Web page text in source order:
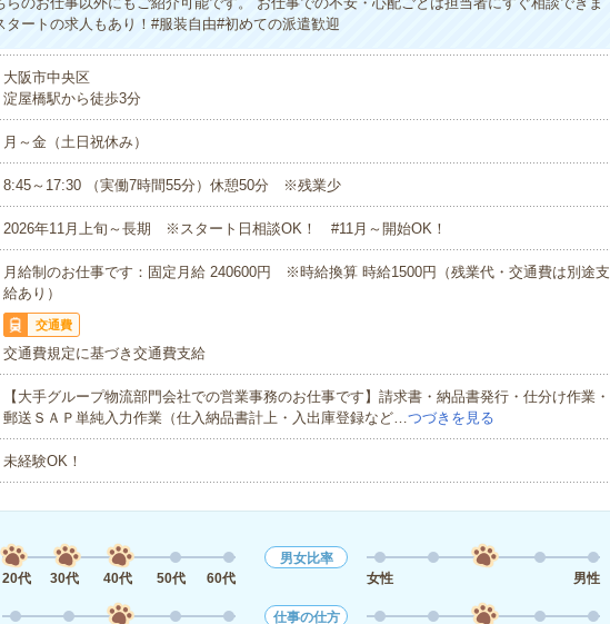
タートの求人もあり！#服装自由#初めての派遣歓迎
大阪市中央区
淀屋橋駅から徒歩3分
月～金（土日祝休み）
8:45～17:30 （実働7時間55分）休憩50分 ※残業少
2026年11月上旬～長期 ※スタート日相談OK！ #11月～開始OK！
月給制のお仕事です：固定月給 240600円 ※時給換算 時給1500円（残業代・交通費は別途支
給あり）
交通費
交通費規定に基づき交通費支給
【大手グループ物流部門会社での営業事務のお仕事です】請求書・納品書発行・仕分け作業・
郵送ＳＡＰ単純入力作業（仕入納品書計上・入出庫登録など…つづきを見る
未経験OK！
20代
30代 40代 50代 60代
男女比率
女性
男性
仕事の仕方